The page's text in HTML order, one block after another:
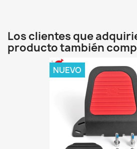
Los clientes que
producto también
NUEVO